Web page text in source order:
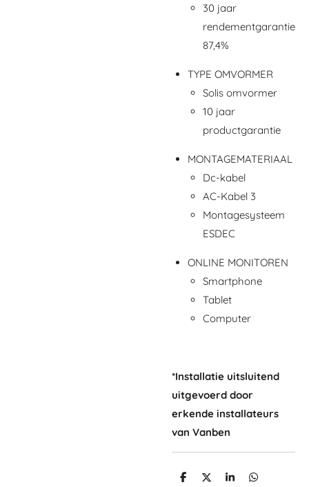
30 jaar
rendementgarantie
87,4%
TYPE OMVORMER
Solis omvormer
10 jaar
productgarantie
MONTAGEMATERIAAL
Dc-kabel
AC-Kabel 3
Montagesysteem
ESDEC
ONLINE MONITOREN
Smartphone
Tablet
Computer
*Installatie uitsluitend
uitgevoerd door
erkende installateurs
van Vanben
D
D
S
D